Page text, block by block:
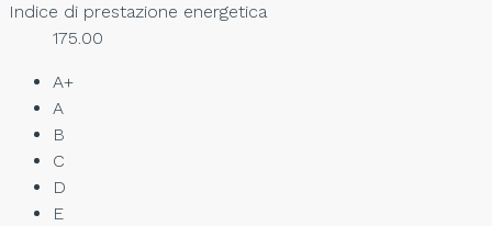
Indice di prestazione energetica
175.00
A+
A
B
C
D
E